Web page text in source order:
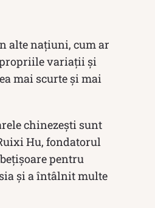
alte națiuni, cum ar
propriile variații și
mai scurte și mai
chinezești sunt
Hu, fondatorul
pentru
și a întâlnit multe